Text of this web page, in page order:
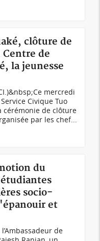
clôture de
Centre de
la jeunesse
mercredi
Civique Tuo
cérémonie de clôture
par les chef...
du
socio-
et
de